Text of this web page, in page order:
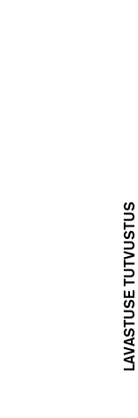
LAVASTUSE TUTVUSTUS